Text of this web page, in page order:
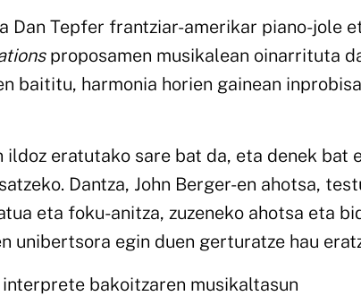
Dan Tepfer frantziar-amerikar piano-jole
proposamen musikalean oinarrituta
baititu, harmonia horien gainean
ildoz eratutako sare bat da, eta denek bat
Dantza, John Berger-en ahotsa,
eta foku-anitza, zuzeneko ahotsa eta
unibertsora egin duen gerturatze hau
bakoitzaren musikaltasun